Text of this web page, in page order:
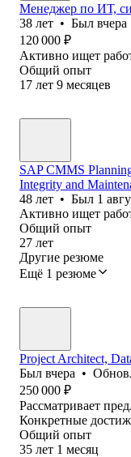
Менеджер по ИТ,
38 лет • Был вчера
120 000 ₽
Активно ищет
Общий опыт
17 лет 9 месяцев
SAP CMMS
Integrity and
48 лет • Был 1
Активно ищет
Общий опыт
27 лет
Другие резюме
Ещё 1 резюме
Project Architect,
Был вчера •
250 000 ₽
Рассматривает
Конкретные
Общий опыт
35 лет 1 месяц